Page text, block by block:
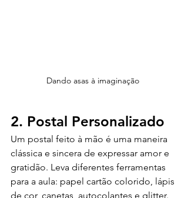
Dando asas à imaginação
2. Postal Personalizado
Um postal feito à mão é uma maneira
clássica e sincera de expressar amor e
gratidão. Leva diferentes ferramentas
para a aula: papel cartão colorido, lápis
de cor, canetas, autocolantes e glitter.